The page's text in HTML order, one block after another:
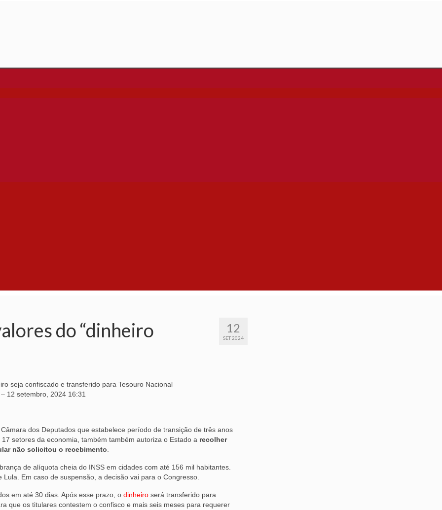
12
SET 2024
do “dinheiro
seja confiscado e transferido para Tesouro Nacional
12 setembro, 2024 16:31
dos Deputados que estabelece período de transição de três anos
setores da economia, também também autoriza o Estado a recolher
não solicitou o recebimento
de alíquota cheia do INSS em cidades com até 156 mil habitantes.
Em caso de suspensão, a decisão vai para o Congresso.
em até 30 dias. Após esse prazo, o dinheiro será transferido para
que os titulares contestem o confisco e mais seis meses para requerer